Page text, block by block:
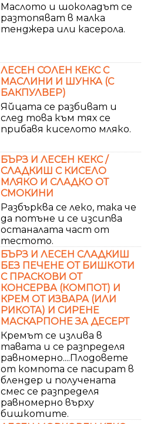
Маслото и шоколадът се
разтопяват в малка
тенджера или касерола.
ЛЕСЕН СОЛЕН КЕКС С
МАСЛИНИ И ШУНКА (С
БАКПУЛВЕР)
Яйцата се разбиват и
след това към тях се
прибавя киселото мляко.
БЪРЗ И ЛЕСЕН КЕКС /
СЛАДКИШ С КИСЕЛО
МЛЯКО И СЛАДКО ОТ
СМОКИНИ
Разбърква се леко, така че
да потъне и се изсипва
останалата част от
тестото.
БЪРЗ И ЛЕСЕН СЛАДКИШ
БЕЗ ПЕЧЕНЕ ОТ БИШКОТИ
С ПРАСКОВИ ОТ
КОНСЕРВА (КОМПОТ) И
КРЕМ ОТ ИЗВАРА (ИЛИ
РИКОТА) И СИРЕНЕ
МАСКАРПОНЕ ЗА ДЕСЕРТ
Кремът се излива в
тавата и се разпределя
равномерно....Плодовете
от компота се пасират в
блендер и получената
смес се разпределя
равномерно върху
бишкотите.